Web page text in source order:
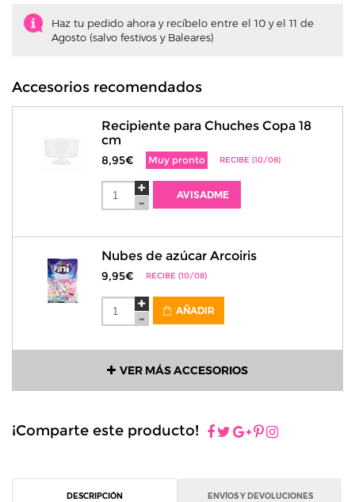
Haz tu pedido ahora y recíbelo entre el 10 y el 11 de
Agosto (salvo festivos y Baleares)
Accesorios recomendados
Recipiente para Chuches Copa 18
cm
8,95€ Muy pronto RECIBE (10/08)
AVISADME
Nubes de azúcar Arcoiris
9,95€ RECIBE (10/08)
AÑADIR
VER MÁS ACCESORIOS
¡Comparte este producto!
DESCRIPCIÓN ENVÍOS Y DEVOLUCIONES